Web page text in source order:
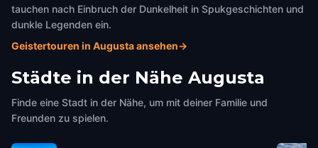
tauchen nach Einbruch der Dunkelheit in Spukgeschichten und
dunkle Legenden ein.
Geistertouren in Augusta ansehen→
Städte in der Nähe Augusta
Finde eine Stadt in der Nähe, um mit deiner Familie und
Freunden zu spielen.